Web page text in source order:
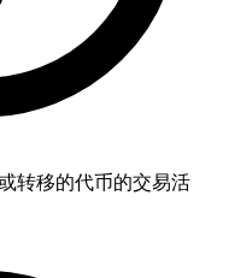
转移的代币的交易活